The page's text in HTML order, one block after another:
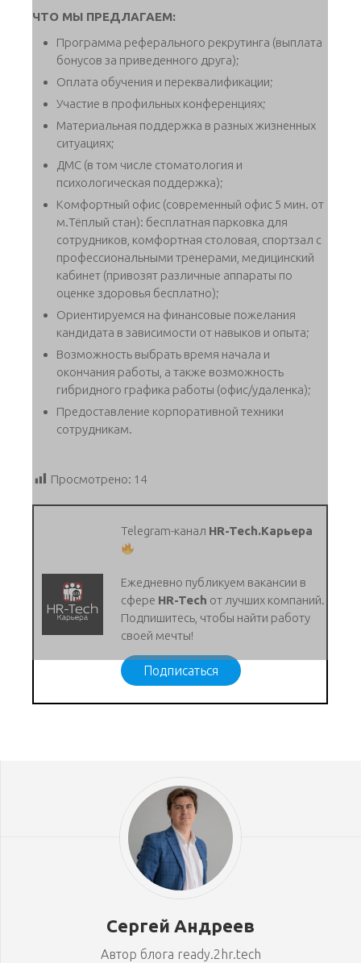
ЧТО МЫ ПРЕДЛАГАЕМ:
Программа реферального рекрутинга (выплата
бонусов за приведенного друга);
Оплата обучения и переквалификации;
Участие в профильных конференциях;
Материальная поддержка в разных жизненных
ситуациях;
ДМС (в том числе стоматология и
психологическая поддержка);
Комфортный офис (современный офис 5 мин. от
м.Тёплый стан): бесплатная парковка для
сотрудников, комфортная столовая, спортзал с
профессиональными тренерами, медицинский
кабинет (привозят различные аппараты по
оценке здоровья бесплатно);
Ориентируемся на финансовые пожелания
кандидата в зависимости от навыков и опыта;
Возможность выбрать время начала и
окончания работы, а также возможность
гибридного графика работы (офис/удаленка);
Предоставление корпоративной техники
сотрудникам.
Просмотрено: 14
Telegram-канал HR-Tech.Карьера
Ежедневно публикуем вакансии в
сфере HR-Tech от лучших компаний.
Подпишитесь, чтобы найти работу
своей мечты!
Подписаться
Сергей Андреев
Автор блога ready.2hr.tech